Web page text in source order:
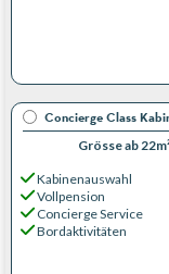
Concierge Class
Grösse ab
Kabinenauswahl
Vollpension
Concierge Service
Bordaktivitäten